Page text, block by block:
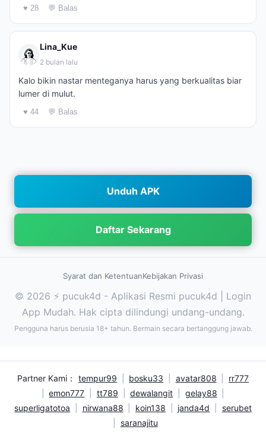
♥ 28 💬 Balas
Lina_Kue
2 bulan lalu
Kalo bikin nastar menteganya harus yang berkualitas biar
lumer di mulut.
♥ 44 💬 Balas
Unduh APK
Daftar Sekarang
Syarat dan KetentuanKebijakan Privasi
© 2026 ⚡ pucuk4d - Aplikasi Resmi pucuk4d | Login
App Mudah. Hak cipta dilindungi undang-undang.
Pengguna harus berusia 18+ tahun. Bermain secara bertanggung jawab.
Partner Kami： tempur99 bosku33 avatar808
rr777
emon777 tt789 dewalangit gelay88
superligatotoa
nirwana88 koin138 janda4d
serubet
saranajitu